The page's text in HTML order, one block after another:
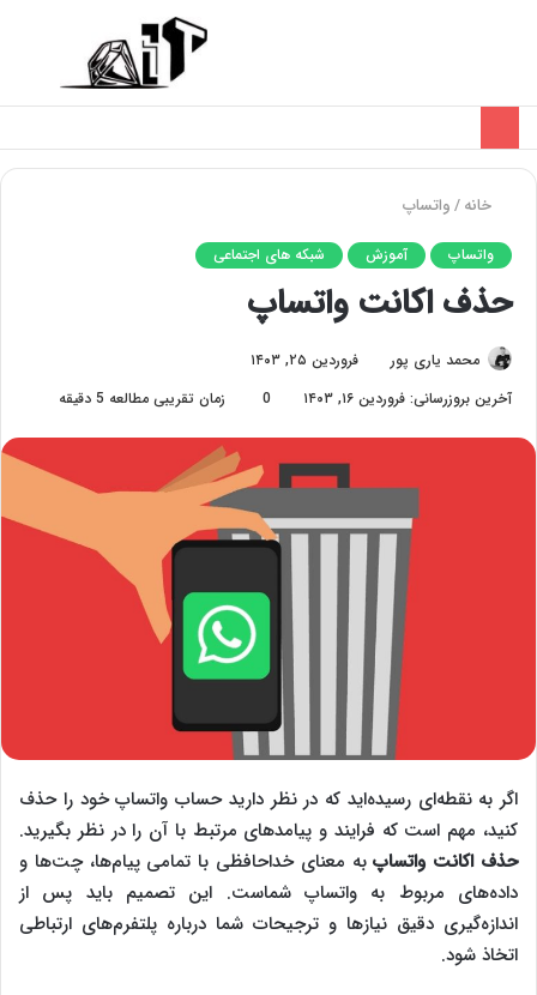
خانه/واتساپ
واتساپ آموزش شبکه های اجتماعی
حذف اکانت واتساپ
محمد یاری پور
فروردین ۲۵, ۱۴۰۳
آخرین بروزرسانی: فروردین ۱۶, ۱۴۰۳
0 زمان تقریبی مطالعه 5 دقیقه
اگر به نقطه‌ای رسیده‌اید که در نظر دارید حساب واتساپ خود را حذف
کنید، مهم است که فرایند و پیامدهای مرتبط با آن را در نظر بگیرید.
حذف اکانت واتساپبه معنای خداحافظی با تمامی پیام‌ها، چت‌ها و
داده‌های مربوط به واتساپ شماست. این تصمیم باید پس از
اندازه‌گیری دقیق نیازها و ترجیحات شما درباره پلتفرم‌های ارتباطی
اتخاذ شود.